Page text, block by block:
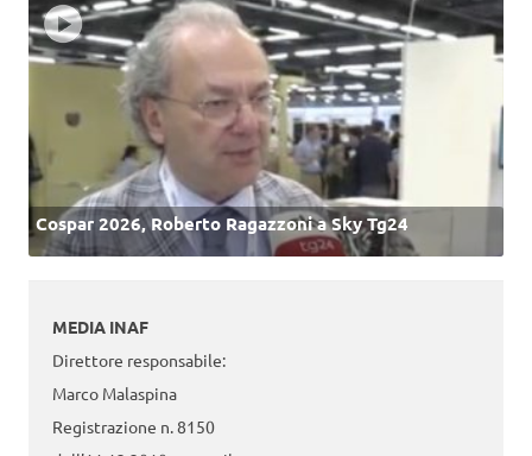
Cospar 2026, Roberto Ragazzoni a Sky Tg24
MEDIA INAF
Direttore responsabile:
Marco Malaspina
Registrazione n. 8150